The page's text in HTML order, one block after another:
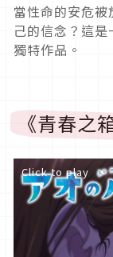
當性命的安危
己的信念？這
獨特作品。
《青春之
Click to play